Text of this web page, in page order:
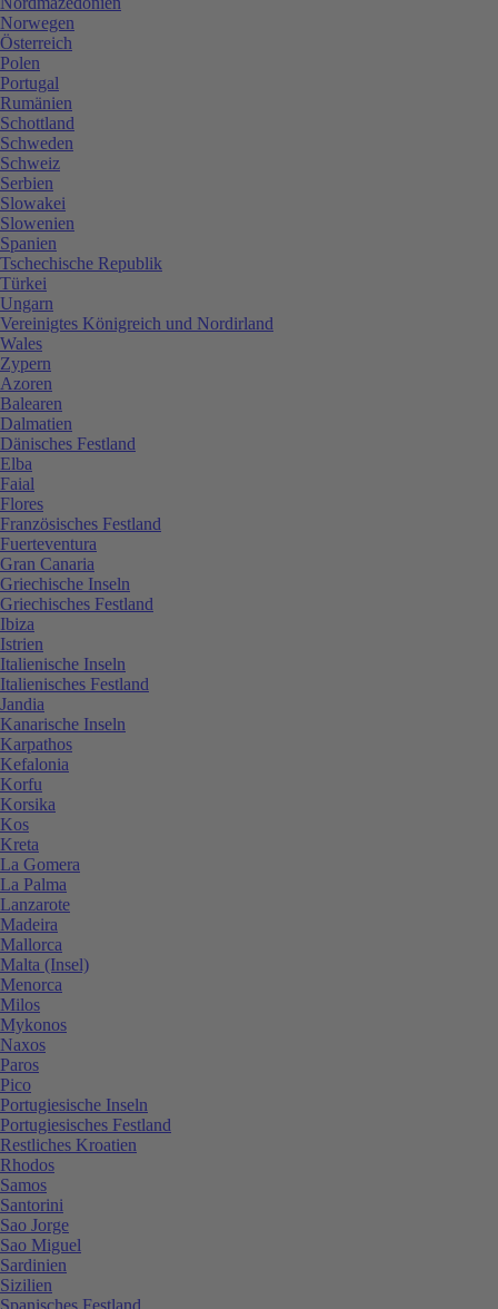
Norwegen
Österreich
Polen
Portugal
Rumänien
Schottland
Schweden
Schweiz
Serbien
Slowakei
Slowenien
Spanien
Tschechische Republik
Türkei
Ungarn
Vereinigtes Königreich und Nordirland
Wales
Zypern
Azoren
Balearen
Dalmatien
Dänisches Festland
Elba
Faial
Flores
Französisches Festland
Fuerteventura
Gran Canaria
Griechische Inseln
Griechisches Festland
Ibiza
Istrien
Italienische Inseln
Italienisches Festland
Jandia
Kanarische Inseln
Karpathos
Kefalonia
Korfu
Korsika
Kos
Kreta
La Gomera
La Palma
Lanzarote
Madeira
Mallorca
Malta (Insel)
Menorca
Milos
Mykonos
Naxos
Paros
Pico
Portugiesische Inseln
Portugiesisches Festland
Restliches Kroatien
Rhodos
Samos
Santorini
Sao Jorge
Sao Miguel
Sardinien
Sizilien
Spanisches Festland